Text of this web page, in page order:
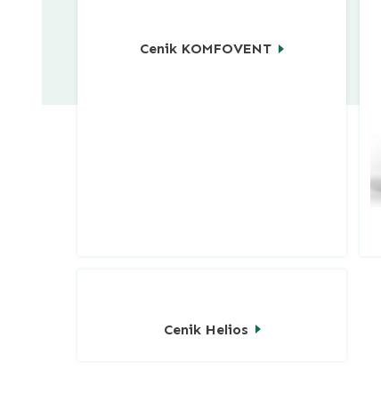
Cenik KOMFOVENT
Cenik Helios